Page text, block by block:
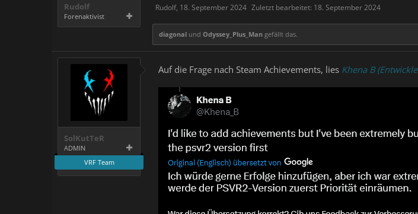
Rudolf
Forenaktivist
Rudolf, 18. September 2024 Zuletzt bearbeitet: 18. September 2024
diagonal und Odyssey_Plus_Man gefällt das.
SolKutTeR
ADMIN
VRF Team
Auf die Frage nach Steam Achievements, lies Khena B